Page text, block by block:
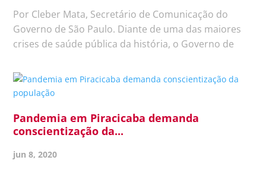
Por Cleber Mata, Secretário de Comunicação do
Governo de São Paulo. Diante de uma das maiores
crises de saúde pública da história, o Governo de
enfrentamento ao coronavírus. Embora a prioridade
máxima seja a defesa da...
Pandemia em Piracicaba demanda
conscientização da...
jun 8, 2020